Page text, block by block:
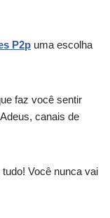
P2p uma escolha
faz você sentir
canais de
Você nunca vai